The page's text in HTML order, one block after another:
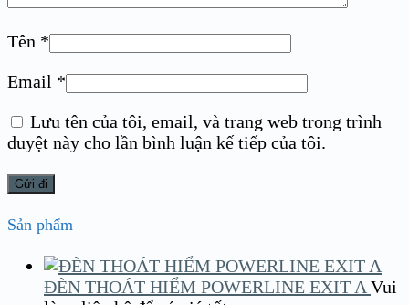
Tên *
Email *
Lưu tên của tôi, email, và trang web trong trình
duyệt này cho lần bình luận kế tiếp của tôi.
Sản phẩm
ĐÈN THOÁT HIỂM POWERLINE EXIT A Vui